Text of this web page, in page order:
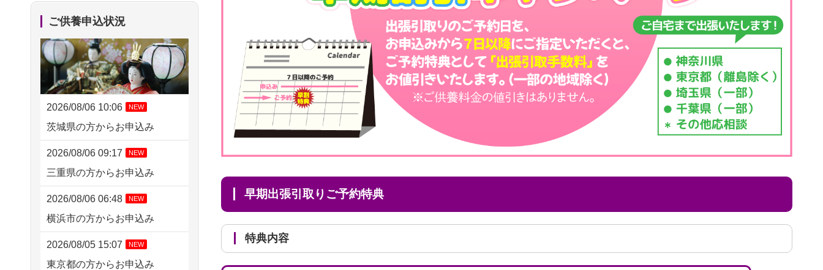
早期出張引取りご予約特典
特典内容
ご供養申込状況
2026/08/06 10:06 NEW
茨城県の方からお申込み
2026/08/06 09:17 NEW
三重県の方からお申込み
2026/08/06 06:48 NEW
横浜市の方からお申込み
2026/08/05 15:07 NEW
東京都の方からお申込み